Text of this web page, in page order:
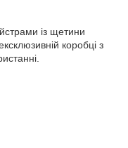
із щетини
коробці з